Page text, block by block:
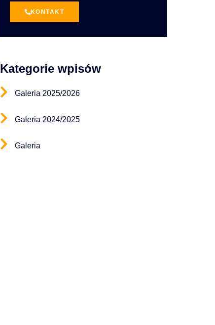
KONTAKT
Kategorie wpisów
Galeria 2025/2026
Galeria 2024/2025
Galeria